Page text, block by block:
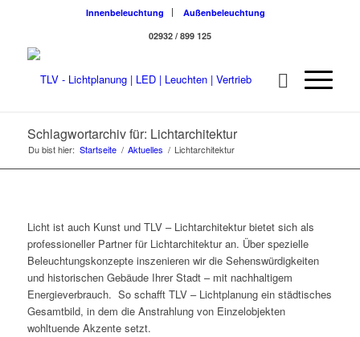
Innenbeleuchtung
Außenbeleuchtung
02932 / 899 125
Schlagwortarchiv für: Lichtarchitektur
Du bist hier: Startseite / Aktuelles / Lichtarchitektur
Licht ist auch Kunst und TLV – Lichtarchitektur bietet sich als
professioneller Partner für Lichtarchitektur an. Über spezielle
Beleuchtungskonzepte inszenieren wir die Sehenswürdigkeiten
und historischen Gebäude Ihrer Stadt – mit nachhaltigem
Energieverbrauch. So schafft TLV – Lichtplanung ein städtisches
Gesamtbild, in dem die Anstrahlung von Einzelobjekten
wohltuende Akzente setzt.